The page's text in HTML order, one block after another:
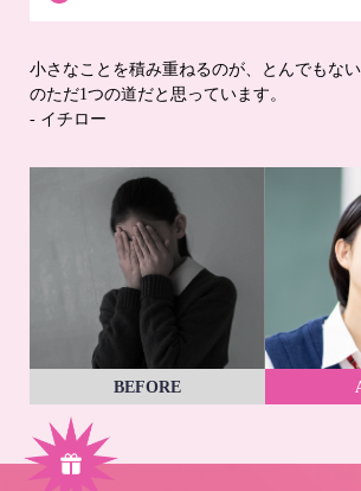
小さなことを積み重ねるのが、とんでもな
のただ1つの道だと思っています。
- イチロー
BEFORE